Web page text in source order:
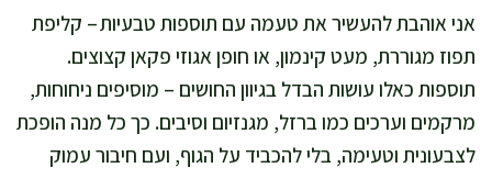
אני אוהבת להעשיר את טעמה עם תוספות טבעיות – קליפת
תפוז מגוררת, מעט קינמון, או חופן אגוזי פקאן קצוצים.
תוספות כאלו עושות הבדל בגיוון החושים – מוסיפים ניחוחות,
מרקמים וערכים כמו ברזל, מגנזיום וסיבים. כך כל מנה הופכת
לצבעונית וטעימה, בלי להכביד על הגוף, ועם חיבור עמוק